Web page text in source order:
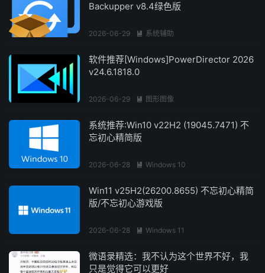
Backupper v8.4绿色版
2026-06-29  系统辅助
软件推荐[Windows]PowerDirector 2026
v24.6.1818.0
2026-06-29  图形图像
系统推荐:Win10 v22H2 (19045.7471) 不
忘初心精简版
2026-06-28  Windows 10
Win11 v25H2(26200.8655) 不忘初心精简
版/不忘初心游戏版
2026-06-28  Windows 11
微语录精选：我不认为这个世界不好，我
只是觉得它可以更好